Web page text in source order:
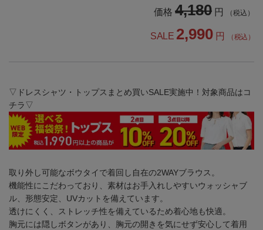
価格 4,180 円 （税込）
SALE 2,990 円 （税込）
▽ドレスシャツ・トップスまとめ買いSALE実施中！対象商品はコ
チラ▽
取り外し可能なボウタイで着回し自在の2WAYブラウス。
機能性にこだわっており、素材はお手入れしやすいウォッシャブ
ル、形態安定、UVカットを備えています。
透けにくく、ストレッチ性を備えているため着心地も快適。
胸元には隠しボタンがあり、胸元の開きを気にせず安心して着用